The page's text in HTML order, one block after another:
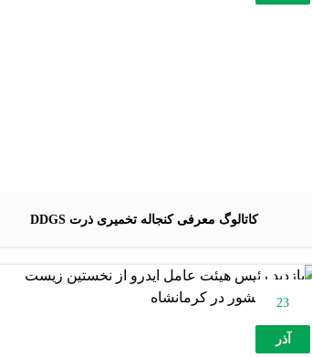
کاتالوگ معرفی کنجاله تخمیری ذرت DDGS
23
آذر